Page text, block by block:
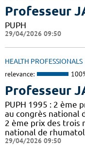
Professeur
PUPH
29/04/2026 09:50
HEALTH PROFESSIONALS
relevance:
Professeur
PUPH 1995 : 2 ème
au congrès national
2 ème prix des trois
national de
29/04/2026 09:50